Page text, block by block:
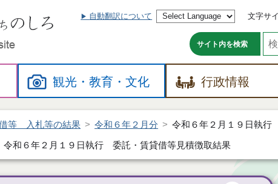
自動翻訳について 文字サ
サイト内を検索
観光・教育・文化 行政情報
等 入札等の結果 令和６年２月分 令和６年２月１９日執
令和６年２月１９日執行 委託・賃貸借等見積徴取結果